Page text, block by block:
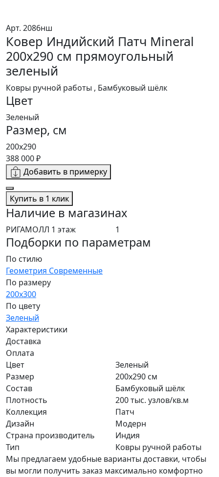
Арт. 2086нш
Ковер Индийский Патч Mineral
200x290 см прямоугольный
зеленый
Ковры ручной работы , Бамбуковый шёлк
Цвет
Зеленый
Размер, см
200x290
388 000 ₽
Добавить в примерку
Купить в 1 клик
Наличие в магазинах
РИГАМОЛЛ 1 этаж 1
Подборки по параметрам
По стилю
Геометрия Современные
По размеру
200x300
По цвету
Зеленый
Характеристики
Доставка
Оплата
Цвет
Зеленый
Размер
200x290 см
Состав
Бамбуковый шёлк
Плотность
200 тыс. узлов/кв.м
Коллекция
Патч
Дизайн
Модерн
Страна производитель
Индия
Тип
Ковры ручной работы
Мы предлагаем удобные варианты доставки, чтобы
вы могли получить заказ максимально комфортно